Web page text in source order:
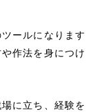
ールになります
作法を身につけ
に立ち、経験を